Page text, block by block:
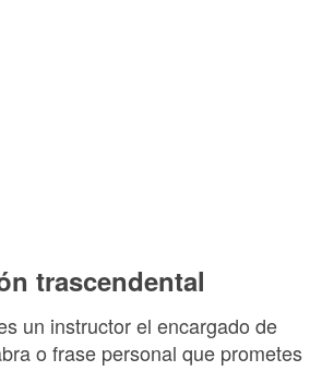
trascendental
un instructor el encargado de
o frase personal que prometes